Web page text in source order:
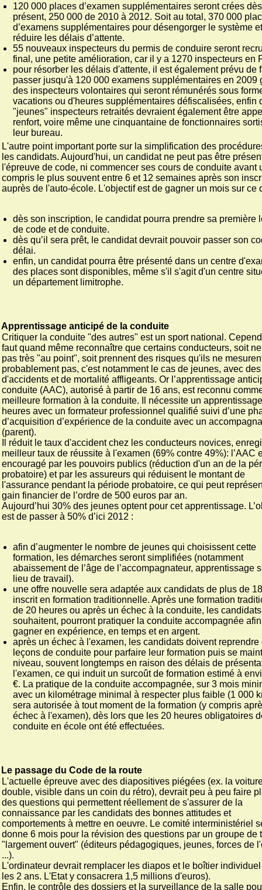
120 000 places d’examen supplémentaires seront crées
présent, 250 000 de 2010 à 2012. Soit au total, 370 000
d’examens supplémentaires pour désengorger le système et
réduire les délais d’attente.
55 nouveaux inspecteurs du permis de conduire seront
final, une petite amélioration, car il y a 1270 inspecteurs en
pour résorber les délais d'attente, il est également prévu de
passer jusqu'à 120 000 examens supplémentaires en 2009
des inspecteurs volontaires qui seront rémunérés sous
vacations ou d'heures supplémentaires défiscalisées, enfin
"jeunes" inspecteurs retraités devraient également être
renfort, voire même une cinquantaine de fonctionnaires
leur bureau.
L'autre point important porte sur la simplification des
les candidats. Aujourd'hui, un candidat ne peut pas être
l'épreuve de code, ni commencer ses cours de conduite avant
compris le plus souvent entre 6 et 12 semaines après son
auprès de l'auto-école. L'objectif est de gagner un mois sur ce
dès son inscription, le candidat pourra prendre sa première
de code et de conduite.
dès qu’il sera prêt, le candidat devrait pouvoir passer son
délai.
enfin, un candidat pourra être présenté dans un centre
des places sont disponibles, même s'il s'agit d'un centre
un département limitrophe.
Apprentissage anticipé de la conduite
Critiquer la conduite "des autres" est un sport national.
faut quand même reconnaître que certains conducteurs, soit
pas très "au point", soit prennent des risques qu'ils ne
probablement pas, c'est notamment le cas de jeunes, avec
d'accidents et de mortalité affligeants. Or l’apprentissage
conduite (AAC), autorisé à partir de 16 ans, est reconnu
meilleure formation à la conduite. Il nécessite un
heures avec un formateur professionnel qualifié suivi d’une
d’acquisition d’expérience de la conduite avec un
(parent).
Il réduit le taux d'accident chez les conducteurs novices,
meilleur taux de réussite à l'examen (69% contre 49%): l’AAC
encouragé par les pouvoirs publics (réduction d'un an de la
probatoire) et par les assureurs qui réduisent le montant de
l'assurance pendant la période probatoire, ce qui peut
gain financier de l’ordre de 500 euros par an.
Aujourd’hui 30% des jeunes optent pour cet apprentissage.
est de passer à 50% d’ici 2012 :
afin d’augmenter le nombre de jeunes qui choisissent cette
formation, les démarches seront simplifiées (notamment
abaissement de l’âge de l’accompagnateur, apprentissage
lieu de travail).
une offre nouvelle sera adaptée aux candidats de plus de
inscrit en formation traditionnelle. Après une formation
de 20 heures ou après un échec à la conduite, les
souhaitent, pourront pratiquer la conduite accompagnée
gagner en expérience, en temps et en argent.
après un échec à l'examen, les candidats doivent reprendre
leçons de conduite pour parfaire leur formation puis se
niveau, souvent longtemps en raison des délais de
l'examen, ce qui induit un surcoût de formation estimé à
€. La pratique de la conduite accompagnée, sur 3 mois
avec un kilométrage minimal à respecter plus faible (1 000
sera autorisée à tout moment de la formation (y compris
échec à l'examen), dès lors que les 20 heures obligatoires
conduite en école ont été effectuées.
Le passage du Code de la route
L'actuelle épreuve avec des diapositives piégées (ex. la
double, visible dans un coin du rétro), devrait peu à peu faire
des questions qui permettent réellement de s'assurer de la
connaissance par les candidats des bonnes attitudes et
comportements à mettre en oeuvre. Le comité interministériel
donne 6 mois pour la révision des questions par un groupe de
"largement ouvert" (éditeurs pédagogiques, jeunes, forces de
...).
L'ordinateur devrait remplacer les diapos et le boîtier
les 2 ans. L'Etat y consacrera 1,5 millions d'euros).
Enfin, le contrôle des dossiers et la surveillance de la salle